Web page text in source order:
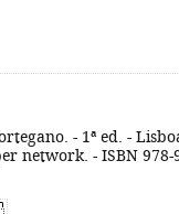
- 1ª ed. -
network. - ISBN 978-